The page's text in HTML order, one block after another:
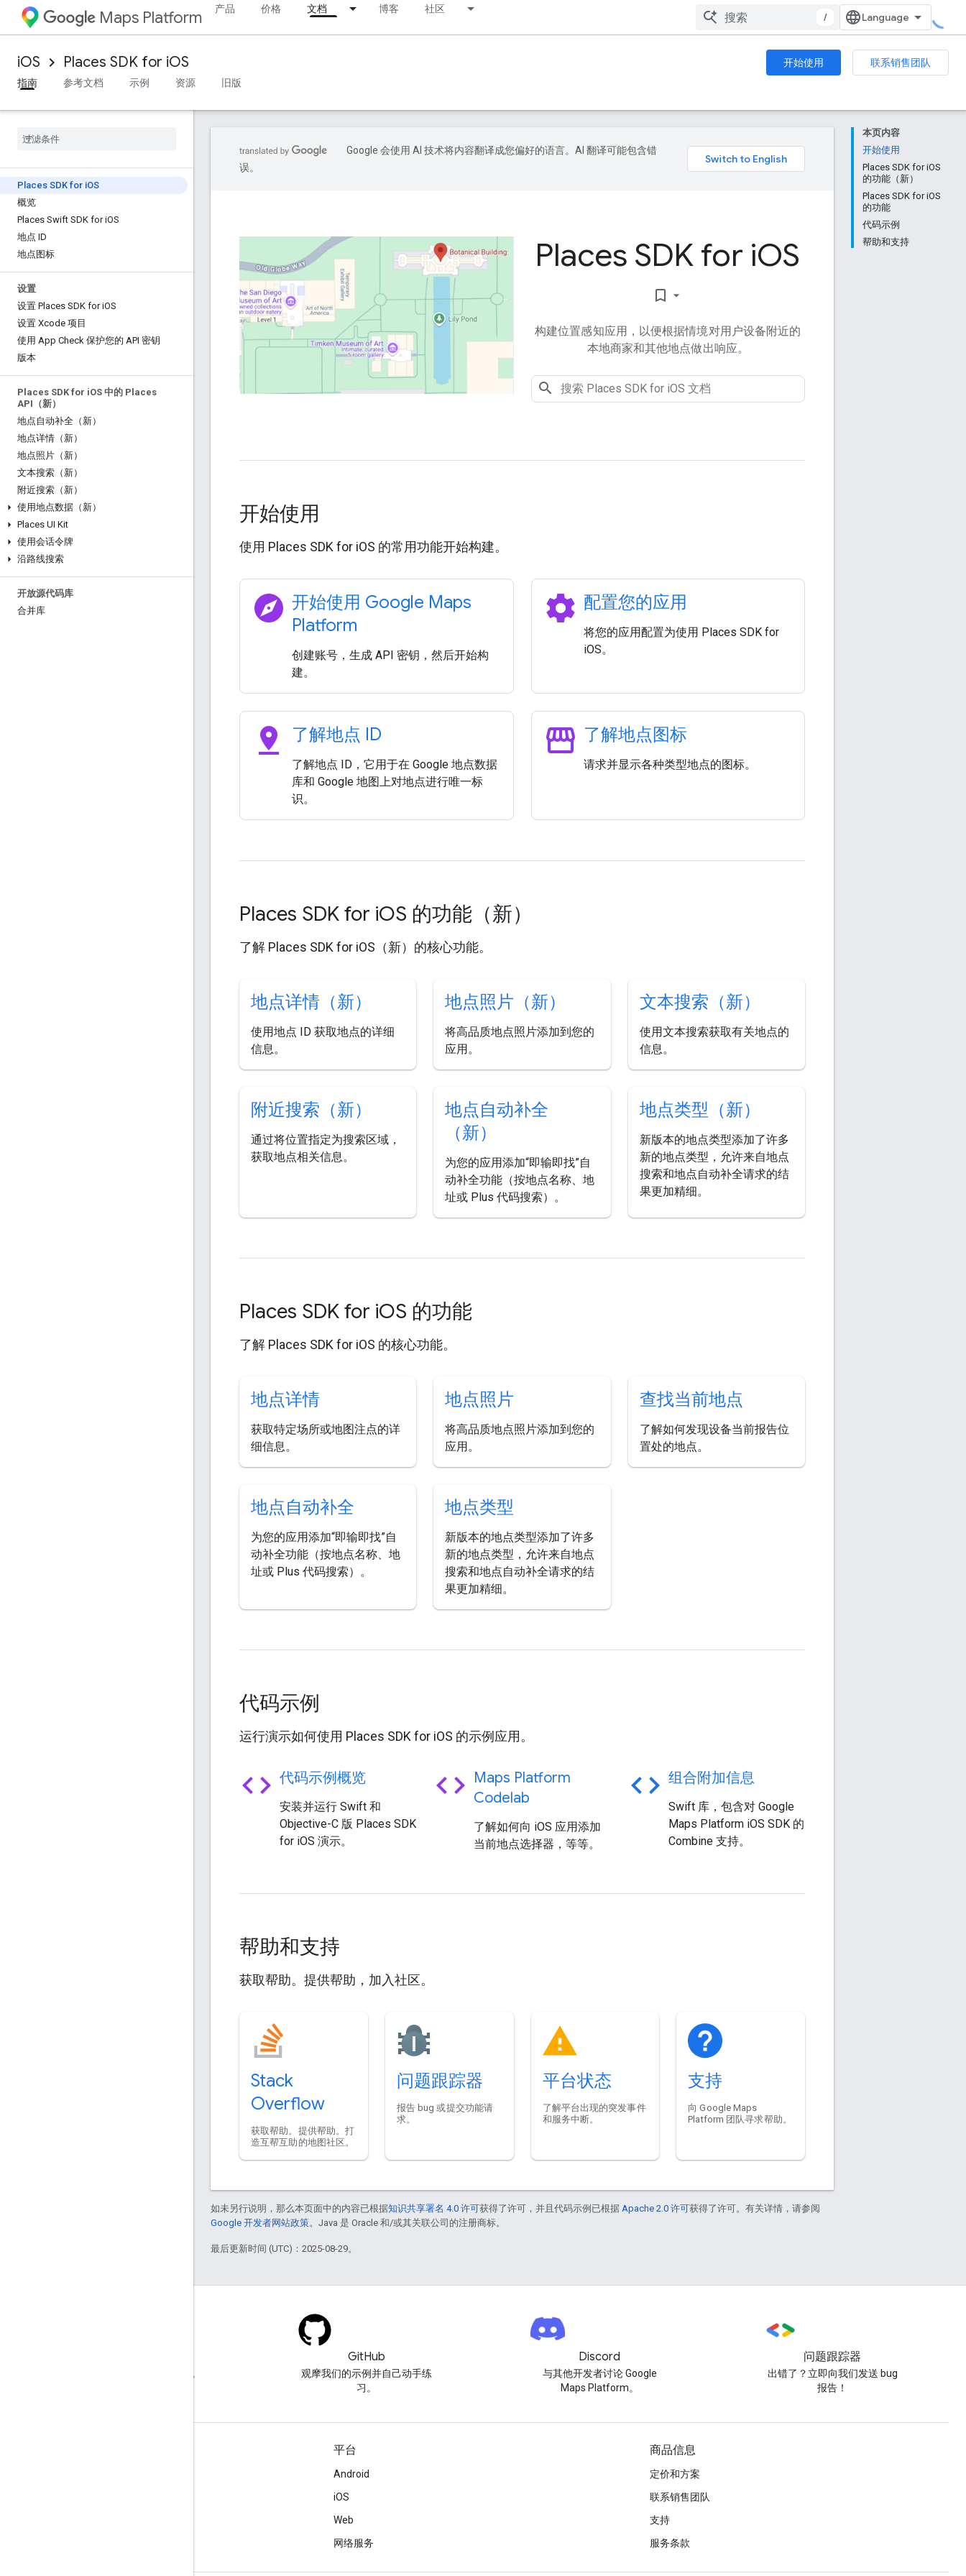
Maps Platform 产品 价格 文档 博客 社区
/
iOS Places SDK for iOS 开始使用
联系销售团队
指南
参考文档 示例 资源 旧版
Places SDK for iOS
概览
Places Swift SDK for iOS
地点 ID
地点图标
设置
设置 Places SDK for iOS
设置 Xcode 项目
使用 App Check 保护您的 API 密钥
版本
Places SDK for iOS 中的 Places
API（新）
地点自动补全（新）
地点详情（新）
地点照片（新）
文本搜索（新）
附近搜索（新）
使用地点数据（新）
Places UI Kit
使用会话令牌
沿路线搜索
开放源代码库
合并库
本页内容
开始使用
Places SDK for iOS
的功能（新）
Places SDK for iOS
的功能
代码示例
帮助和支持
Google 会使用 AI 技术将内容翻译成您偏好的语言。AI 翻译可能包含错
误。
Places SDK for iOS
bookmark_border
构建位置感知应用，以便根据情境对用户设备附近的
本地商家和其他地点做出响应。
开始使用
使用 Places SDK for iOS 的常用功能开始构建。
explore 开始使用 Google Maps
Platform
创建账号，生成 API 密钥，然后开始构
建。
settings 配置您的应用
将您的应用配置为使用 Places SDK for
iOS。
pin_drop 了解地点 ID
了解地点 ID，它用于在 Google 地点数据
库和 Google 地图上对地点进行唯一标
识。
storefront 了解地点图标
请求并显示各种类型地点的图标。
Places SDK for iOS 的功能（新）
了解 Places SDK for iOS（新）的核心功能。
地点详情（新）
使用地点 ID 获取地点的详细
信息。
地点照片（新）
将高品质地点照片添加到您的
应用。
文本搜索（新）
使用文本搜索获取有关地点的
信息。
附近搜索（新）
通过将位置指定为搜索区域，
获取地点相关信息。
地点自动补全
（新）
为您的应用添加“即输即找”自
动补全功能（按地点名称、地
址或 Plus 代码搜索）。
地点类型（新）
新版本的地点类型添加了许多
新的地点类型，允许来自地点
搜索和地点自动补全请求的结
果更加精细。
Places SDK for iOS 的功能
了解 Places SDK for iOS 的核心功能。
地点详情
获取特定场所或地图注点的详
细信息。
地点照片
将高品质地点照片添加到您的
应用。
查找当前地点
了解如何发现设备当前报告位
置处的地点。
地点自动补全
为您的应用添加“即输即找”自
动补全功能（按地点名称、地
址或 Plus 代码搜索）。
地点类型
新版本的地点类型添加了许多
新的地点类型，允许来自地点
搜索和地点自动补全请求的结
果更加精细。
代码示例
运行演示如何使用 Places SDK for iOS 的示例应用。
code 代码示例概览
安装并运行 Swift 和
Objective-C 版 Places SDK
for iOS 演示。
code Maps Platform
Codelab
了解如何向 iOS 应用添加
当前地点选择器，等等。
code 组合附加信息
Swift 库，包含对 Google
Maps Platform iOS SDK 的
Combine 支持。
帮助和支持
获取帮助。提供帮助，加入社区。
Stack
Overflow
获取帮助。提供帮助。打
造互帮互助的地图社区。
问题跟踪器
报告 bug 或提交功能请
求。
平台状态
了解平台出现的突发事件
和服务中断。
支持
向 Google Maps
Platform 团队寻求帮助。
如未另行说明，那么本页面中的内容已根据知识共享署名 4.0 许可获得了许可，并且代码示例已根据 Apache 2.0 许可获得了许可。有关详情，请参阅
Google 开发者网站政策。Java 是 Oracle 和/或其关联公司的注册商标。
最后更新时间 (UTC)：2025-08-29。
在 google-maps 标签下提问。
GitHub
观摩我们的示例并自己动手练
习。
Discord
与其他开发者讨论 Google
Maps Platform。
问题跟踪器
出错了？立即向我们发送 bug
报告！
平台
Android
iOS
Web
网络服务
商品信息
定价和方案
联系销售团队
支持
服务条款